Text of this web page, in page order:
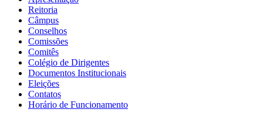
Reitoria
Câmpus
Conselhos
Comissões
Comitês
Colégio de Dirigentes
Documentos Institucionais
Eleições
Contatos
Horário de Funcionamento